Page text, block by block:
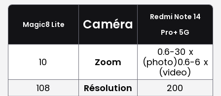
Magic8 Lite Caméra
Redmi Note 14
Pro+ 5G
10 Zoom
0.6-30 x
(photo)0.6-6 x
(video)
108
Résolution
200